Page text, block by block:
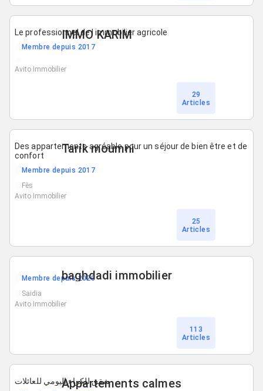
IMMO KARIM
Le professionnel de l immobilier agricole
Membre depuis 2017
Avito Immobilier
29
Articles
Tarik moumni
Des appartements agréable pour un séjour de bien être et de
confort
Membre depuis 2017
Fès
Avito Immobilier
25
Articles
baghdadi immobilier
Membre depuis 2020
Saidia
Avito Immobilier
113
Articles
Appartements calmesشقق للكراء اليومي للعائلات